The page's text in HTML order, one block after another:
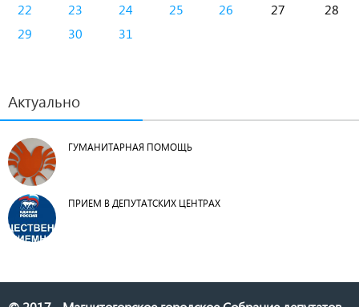
22
23 24 25 26 27
28
29
30 31
Актуально
ГУМАНИТАРНАЯ ПОМОЩЬ
ПРИЕМ В ДЕПУТАТСКИХ ЦЕНТРАХ